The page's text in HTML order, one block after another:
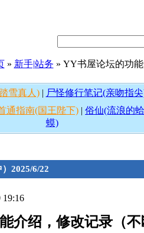
» 新手|站务 » YY书屋论坛的功
雪真人)| 尸怪修行笔记(亲吻指
通指南(国王陛下) | 俗仙(流浪的蛤
蟆)
2025/6/22
19:16
介绍，修改记录（不